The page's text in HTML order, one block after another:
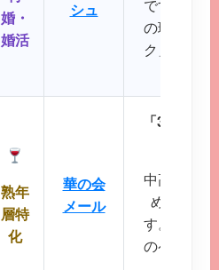
婚・
婚活
シュ
です。バ
の理解を
ク」など
熟年
層特
化
華の会
メール
「30代後
中高年層
め、同世
す。周囲
のペース